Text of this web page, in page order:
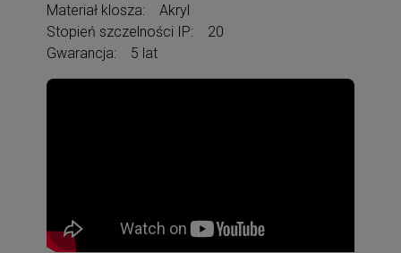
Materiał klosza: Akryl
Stopień szczelności IP: 20
Gwarancja: 5 lat